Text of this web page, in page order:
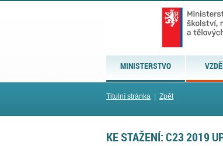
MINISTERSTVO
Titulní stránka Zpět
KE STAŽENÍ: C23 2019